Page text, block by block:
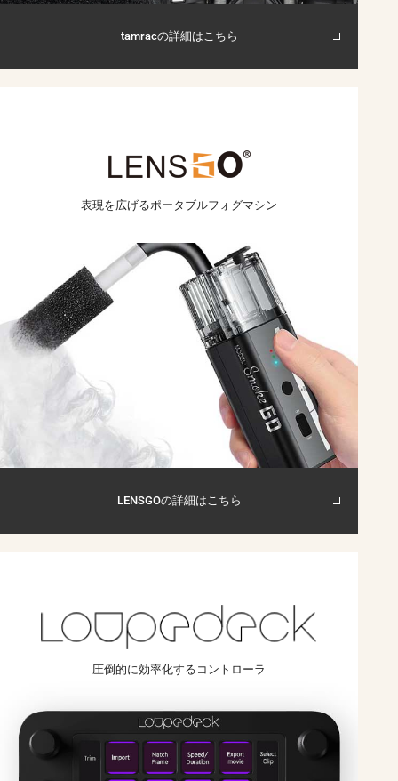
tamracの詳細はこちら
表現を広げるポータブルフォグマシン
LENSGOの詳細はこちら
圧倒的に効率化する コントローラ